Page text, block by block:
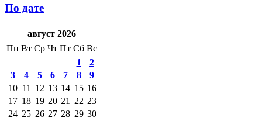
По дате
август 2026
Пн Вт Ср Чт Пт Сб Вс
1
2
3
4 5 6 7 8
9
10 11 12 13 14 15 16
17 18 19 20 21 22 23
24 25 26 27 28 29 30